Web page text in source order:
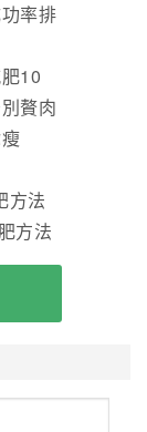
率排
10
贅肉
方法
方法